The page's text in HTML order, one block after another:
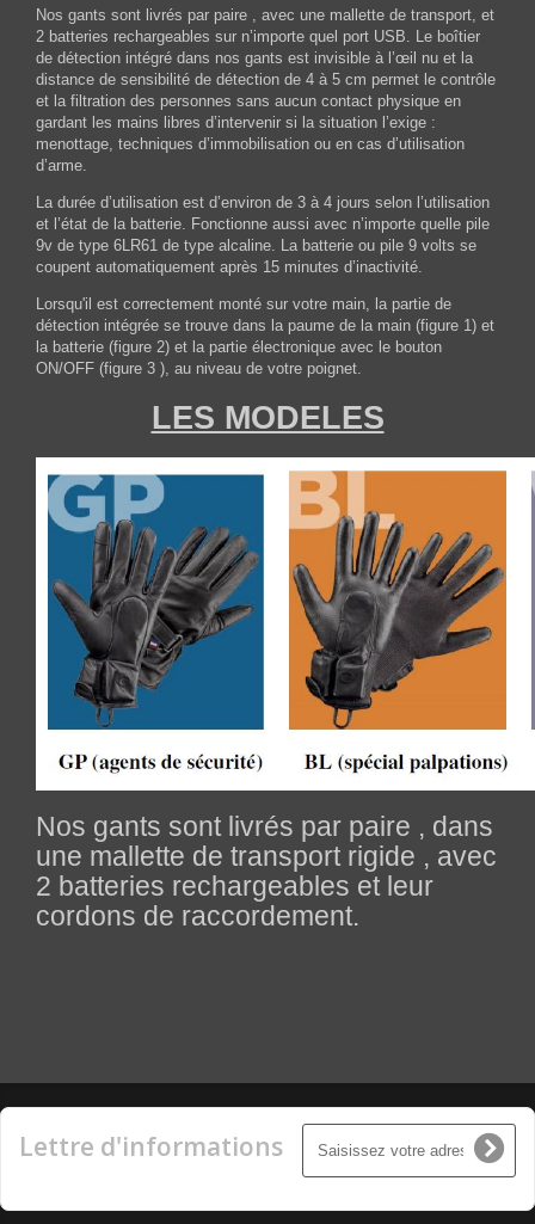
Nos gants sont livrés par paire , avec une mallette de transport, et
2 batteries rechargeables sur n’importe quel port USB. Le boîtier
de détection intégré dans nos gants est invisible à l’œil nu et la
distance de sensibilité de détection de 4 à 5 cm permet le contrôle
et la filtration des personnes sans aucun contact physique en
gardant les mains libres d’intervenir si la situation l’exige :
menottage, techniques d’immobilisation ou en cas d’utilisation
d’arme.
La durée d’utilisation est d’environ de 3 à 4 jours selon l’utilisation
et l’état de la batterie. Fonctionne aussi avec n’importe quelle pile
9v de type 6LR61 de type alcaline. La batterie ou pile 9 volts se
coupent automatiquement après 15 minutes d’inactivité.
Lorsqu'il est correctement monté sur votre main, la partie de
détection intégrée se trouve dans la paume de la main (figure 1) et
la batterie (figure 2) et la partie électronique avec le bouton
ON/OFF (figure 3 ), au niveau de votre poignet.
LES MODELES
Nos gants sont livrés par paire , dans
une mallette de transport rigide , avec
2 batteries rechargeables et leur
cordons de raccordement.
Lettre d'informations